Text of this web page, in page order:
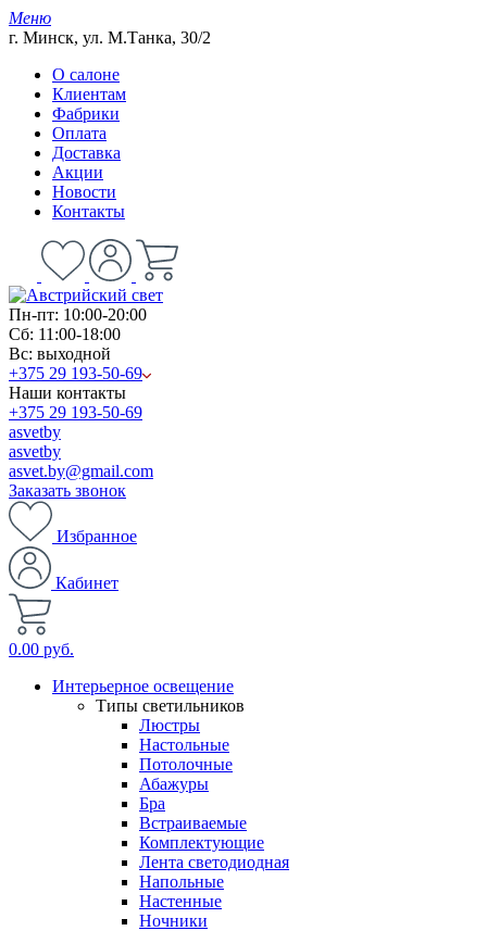
Меню
г. Минск, ул. М.Танка, 30/2
О салоне
Клиентам
Фабрики
Оплата
Доставка
Акции
Новости
Контакты
Пн-пт: 10:00-20:00
Сб: 11:00-18:00
Вс: выходной
+375 29 193-50-69
Наши контакты
+375 29 193-50-69
asvetby
asvetby
asvet.by@gmail.com
Заказать звонок
Избранное
Кабинет
0.00 руб.
Интерьерное освещение
Типы светильников
Люстры
Настольные
Потолочные
Абажуры
Бра
Встраиваемые
Комплектующие
Лента светодиодная
Напольные
Настенные
Ночники